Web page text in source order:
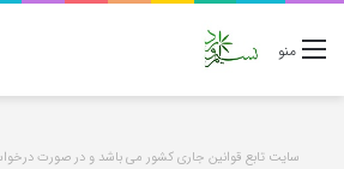
منو
سایت تابع قوانین جاری کشور می باشد و در صورت